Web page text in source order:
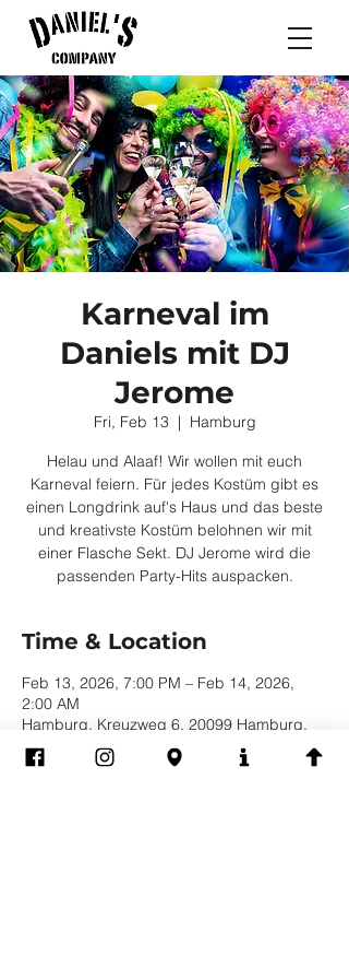
Karneval im
Daniels mit DJ
Jerome
Fri, Feb 13
  |
Hamburg
Helau und Alaaf! Wir wollen mit euch
Karneval feiern. Für jedes Kostüm gibt es
einen Longdrink auf's Haus und das beste
und kreativste Kostüm belohnen wir mit
einer Flasche Sekt. DJ Jerome wird die
passenden Party-Hits auspacken.
Time & Location
Feb 13, 2026, 7:00 PM – Feb 14, 2026,
2:00 AM
Hamburg, Kreuzweg 6, 20099 Hamburg,
Deutschland